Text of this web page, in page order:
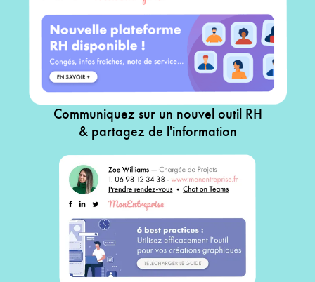
Communiquez sur un nouvel outil RH
& partagez de l'information